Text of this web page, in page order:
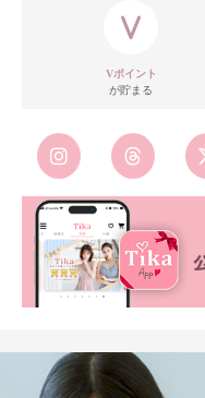
Vポイント
が貯まる